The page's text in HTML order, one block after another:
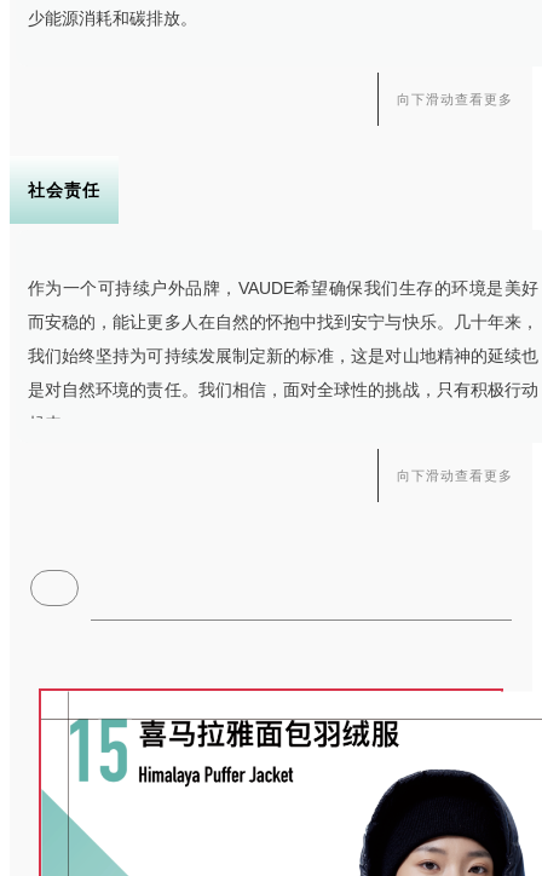
少能源消耗和碳排放。
2、减少化学品使用：优化工艺，减少有害化学品的使用，降低废水
向下滑动查看更多
社会责任
作为一个可持续户外品牌，VAUDE希望确保我们生存的环境是美好
而安稳的，能让更多人在自然的怀抱中找到安宁与快乐。几十年来，
我们始终坚持为可持续发展制定新的标准，这是对山地精神的延续也
是对自然环境的责任。我们相信，面对全球性的挑战，只有积极行动
起来。
向下滑动查看更多